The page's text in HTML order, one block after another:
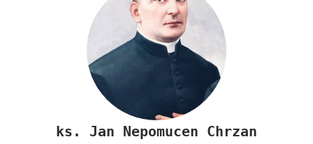
ks. Jan Nepomucen Chrzan